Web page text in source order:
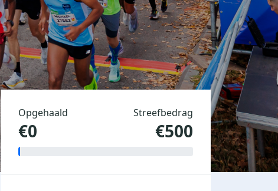
Opgehaald
€0
Streefbedrag
€500